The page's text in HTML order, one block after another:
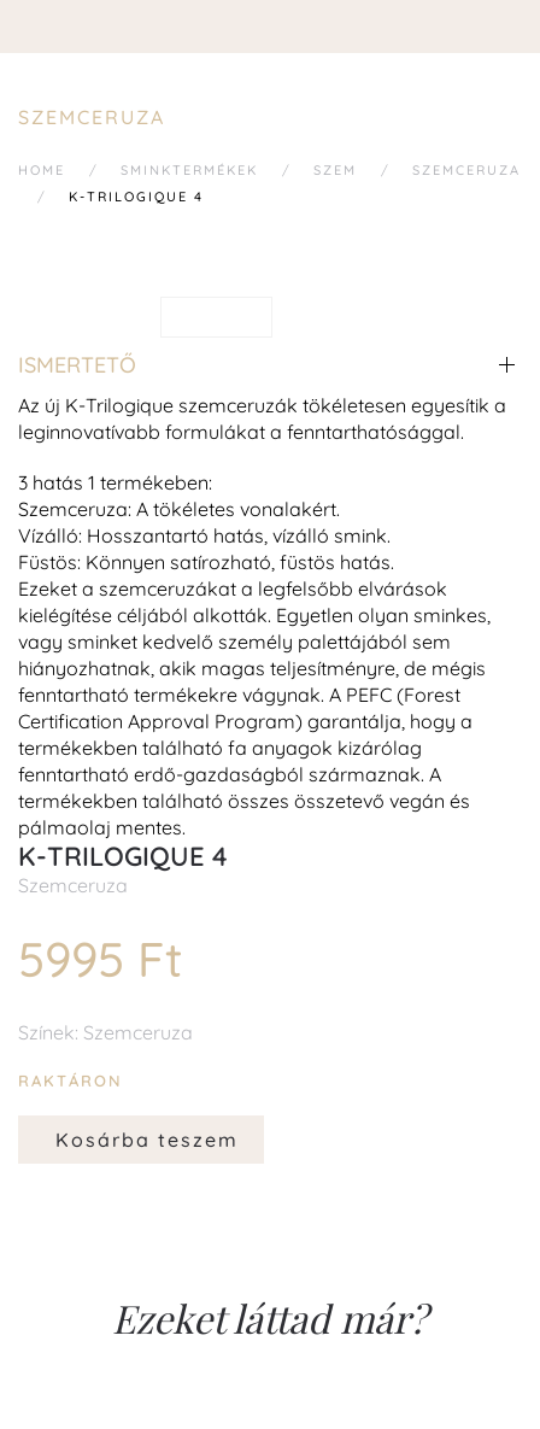
SZEMCERUZA
HOME SMINKTERMÉKEK SZEM
SZEMCERUZA
K-TRILOGIQUE 4
ISMERTETŐ
Az új K-Trilogique szemceruzák tökéletesen egyesítik a
leginnovatívabb formulákat a fenntarthatósággal.
3 hatás 1 termékeben:
Szemceruza: A tökéletes vonalakért.
Vízálló: Hosszantartó hatás, vízálló smink.
Füstös: Könnyen satírozható, füstös hatás.
Ezeket a szemceruzákat a legfelsőbb elvárások
kielégítése céljából alkották. Egyetlen olyan sminkes,
vagy sminket kedvelő személy palettájából sem
hiányozhatnak, akik magas teljesítményre, de mégis
fenntartható termékekre vágynak. A PEFC (Forest
Certification Approval Program) garantálja, hogy a
termékekben található fa anyagok kizárólag
fenntartható erdő-gazdaságból származnak. A
termékekben található összes összetevő vegán és
pálmaolaj mentes.
K-TRILOGIQUE 4
Szemceruza
5995 Ft
Színek: Szemceruza
RAKTÁRON
Kosárba teszem
Ezeket láttad már?